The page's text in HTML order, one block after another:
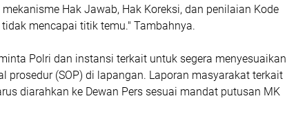
Hak Jawab, Hak Koreksi, dan penilaian Kode
tidak mencapai titik temu." Tambahnya.
Polri dan instansi terkait untuk segera menyesuaikan
prosedur (SOP) di lapangan. Laporan masyarakat terkait
diarahkan ke Dewan Pers sesuai mandat putusan MK